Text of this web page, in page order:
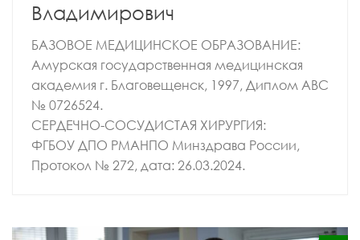
Владимирович
БАЗОВОЕ МЕДИЦИНСКОЕ ОБРАЗОВАНИЕ:
Амурская государственная медицинская
академия г. Благовещенск, 1997, Диплом АВС
№ 0726524.
СЕРДЕЧНО-СОСУДИСТАЯ ХИРУРГИЯ:
ФГБОУ ДПО РМАНПО Минздрава России,
Протокол № 272, дата: 26.03.2024.